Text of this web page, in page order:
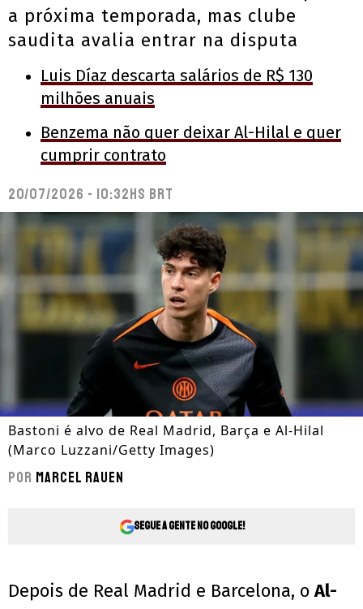
a próxima temporada, mas clube
saudita avalia entrar na disputa
Luis Díaz descarta salários de R$ 130
milhões anuais
Benzema não quer deixar Al-Hilal e quer
cumprir contrato
20/07/2026 - 10:32hs BRT
Bastoni é alvo de Real Madrid, Barça e Al-Hilal
(Marco Luzzani/Getty Images)
Por Marcel Rauen
Segue a gente no Google!
Depois de Real Madrid e Barcelona, oAl-